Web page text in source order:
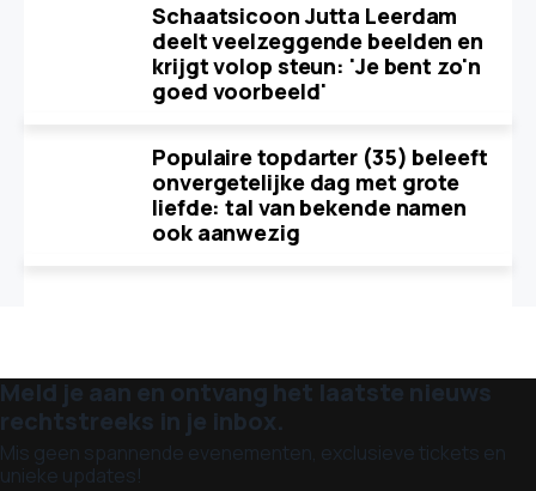
Schaatsicoon Jutta Leerdam
deelt veelzeggende beelden en
krijgt volop steun: 'Je bent zo'n
goed voorbeeld'
Populaire topdarter (35) beleeft
onvergetelijke dag met grote
liefde: tal van bekende namen
ook aanwezig
Meld je aan en ontvang het laatste nieuws
rechtstreeks in je inbox.
Mis geen spannende evenementen, exclusieve tickets en
unieke updates!